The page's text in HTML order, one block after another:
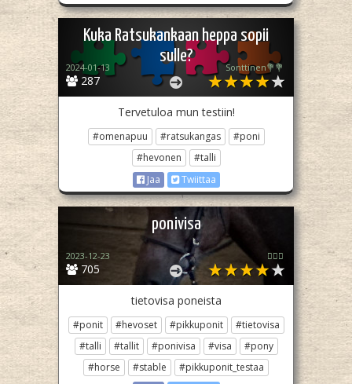
Kuka Ratsukankaan heppa sopii
sulle?
287
2024-01-13 Sonttinen💐💐
Tervetuloa mun testiin!
#omenapuu #ratsukangas
#poni
#hevonen
#talli
Jaa
Twiittaa
ponivisa
705
2023-12-23 🏳️‍🌈✨
tietovisa poneista
#ponit #hevoset #pikkuponit
#tietovisa
#talli
#tallit #ponivisa #visa
#pony
#horse
#stable
#pikkuponit_testaa